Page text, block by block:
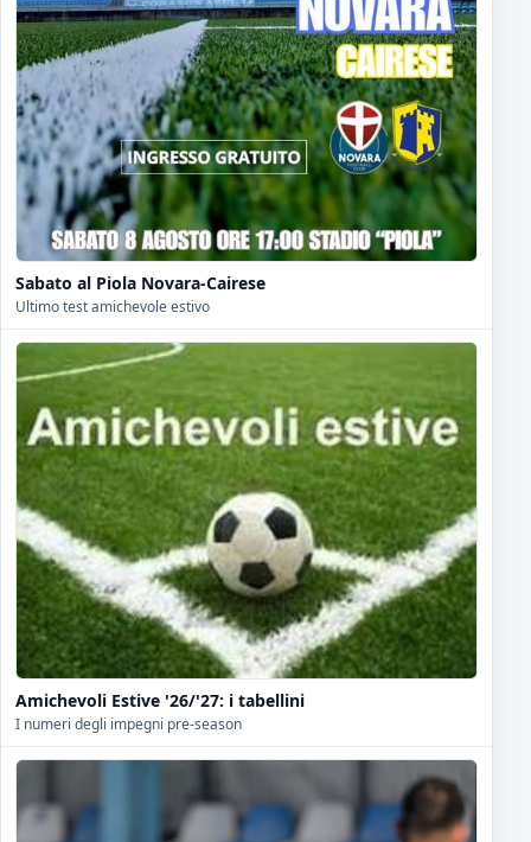
Sabato al Piola Novara-Cairese
Ultimo test amichevole estivo
Amichevoli Estive '26/'27: i tabellini
I numeri degli impegni pre-season